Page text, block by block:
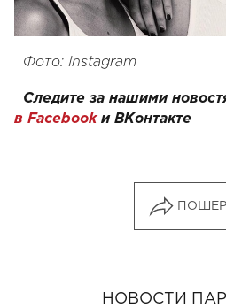
Фото: Instagram
Следите за нашими
в Facebookи ВКонтакте
НОВОСТИ